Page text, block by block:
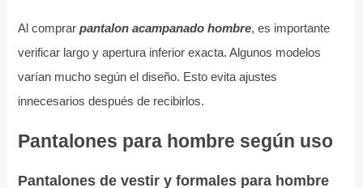
Al comprar pantalon acampanado hombre, es importante
verificar largo y apertura inferior exacta. Algunos modelos
varían mucho según el diseño. Esto evita ajustes
innecesarios después de recibirlos.
Pantalones para hombre según uso
Pantalones de vestir y formales para hombre